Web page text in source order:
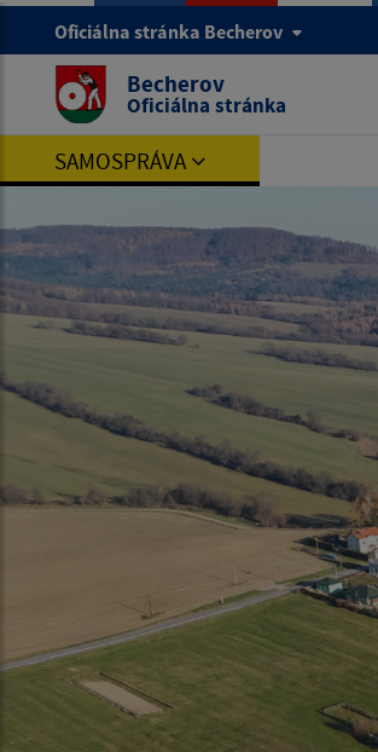
Oficiálna stránka Becherov
Becherov
Oficiálna stránka
SAMOSPRÁVA